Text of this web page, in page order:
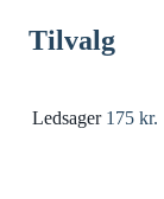
Tilvalg
Ledsager 175 kr.